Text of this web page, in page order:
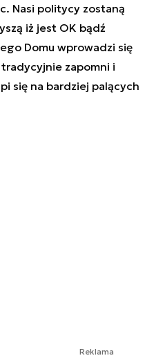
Nasi politycy zostaną
iż jest OK bądź
Domu wprowadzi się
zapomni i
się na bardziej palących
Reklama